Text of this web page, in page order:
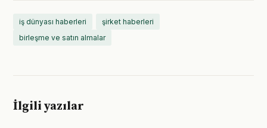
iş dünyası haberleri
şirket haberleri
birleşme ve satın almalar
İlgili yazılar